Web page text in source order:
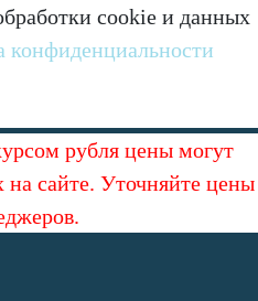
cookie и данных
конфиденциальности
рубля цены могут
на сайте. Уточняйте цены